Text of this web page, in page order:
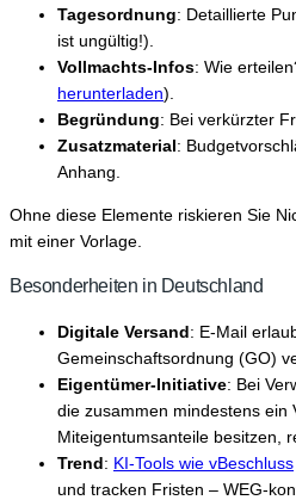
Tagesordnung: Detaillierte
ist ungültig!).
Vollmachts-Infos: Wie
herunterladen).
Begründung: Bei verkürzter
Zusatzmaterial:
Anhang.
Ohne diese Elemente riskieren Sie
mit einer Vorlage.
Besonderheiten in Deutschland
Digitale Versand: E-Mail
Gemeinschaftsordnung (GO)
Eigentümer-Initiative: Bei
die zusammen mindestens ein
Miteigentumsanteile besitzen,
Trend: KI-Tools wie vBeschluss
und tracken Fristen – WEG-